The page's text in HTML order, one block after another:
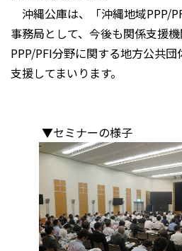
沖縄公庫は、「沖縄地域PPP/
事務局として、今後も関係支援機
PPP/PFI分野に関する地方公共
支援してまいります。
▼セミナーの様子